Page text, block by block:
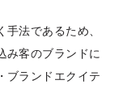
手法であるため、
み客のブランドに
ブランドエクイテ